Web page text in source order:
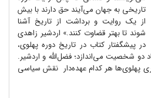
تاریخی به جهان می‌آیند حق دارند با بیش
از یک روایت و برداشت از تاریخ آشنا
شوند تا بهتر قضاوت کنند.» اردشیر زاهدی
در پیشگفتار کتاب در تاریخ دوره پهلوی،
دو شخصیت می‌اندازد؛ فضل‌الله و اردشیر.
پهلوی‌ها هر کدام عهده‌دار نقش سیاسی